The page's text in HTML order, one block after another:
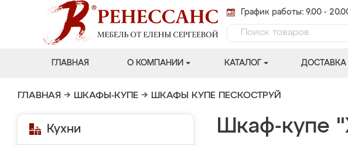
График работы: 9.00 -
ГЛАВНАЯ О КОМПАНИИ КАТАЛОГ ДОСТАВКА
ГЛАВНАЯ → ШКАФЫ-КУПЕ → ШКАФЫ КУПЕ ПЕСКОСТРУЙ
Кухни Шкаф-купе